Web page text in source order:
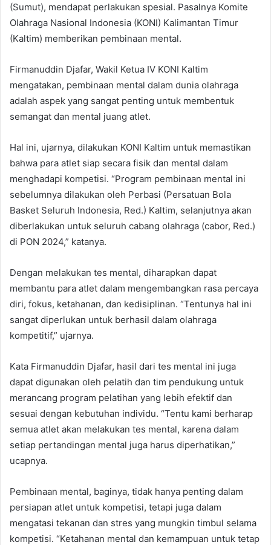
(Sumut), mendapat perlakukan spesial. Pasalnya Komite
Olahraga Nasional Indonesia (KONI) Kalimantan Timur
(Kaltim) memberikan pembinaan mental.
Firmanuddin Djafar, Wakil Ketua IV KONI Kaltim
mengatakan, pembinaan mental dalam dunia olahraga
adalah aspek yang sangat penting untuk membentuk
semangat dan mental juang atlet.
Hal ini, ujarnya, dilakukan KONI Kaltim untuk memastikan
bahwa para atlet siap secara fisik dan mental dalam
menghadapi kompetisi. “Program pembinaan mental ini
sebelumnya dilakukan oleh Perbasi (Persatuan Bola
Basket Seluruh Indonesia, Red.) Kaltim, selanjutnya akan
diberlakukan untuk seluruh cabang olahraga (cabor, Red.)
di PON 2024,” katanya.
Dengan melakukan tes mental, diharapkan dapat
membantu para atlet dalam mengembangkan rasa percaya
diri, fokus, ketahanan, dan kedisiplinan. “Tentunya hal ini
sangat diperlukan untuk berhasil dalam olahraga
kompetitif,” ujarnya.
Kata Firmanuddin Djafar, hasil dari tes mental ini juga
dapat digunakan oleh pelatih dan tim pendukung untuk
merancang program pelatihan yang lebih efektif dan
sesuai dengan kebutuhan individu. “Tentu kami berharap
semua atlet akan melakukan tes mental, karena dalam
setiap pertandingan mental juga harus diperhatikan,”
ucapnya.
Pembinaan mental, baginya, tidak hanya penting dalam
persiapan atlet untuk kompetisi, tetapi juga dalam
mengatasi tekanan dan stres yang mungkin timbul selama
kompetisi. “Ketahanan mental dan kemampuan untuk tetap